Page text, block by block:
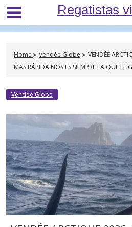
i
Regatistas
Home Vendée Globe
VENDÉE
MÁS RÁPIDA NOS ES SIEMPRE LA QUE
Vendée Globe